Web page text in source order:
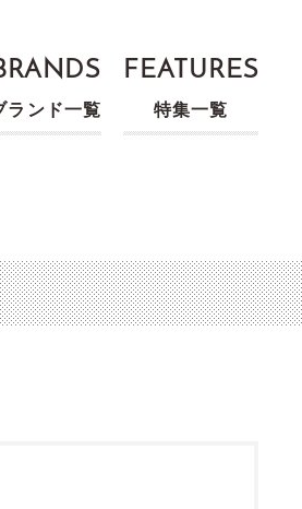
ランド一覧
FEATURES
特集一覧